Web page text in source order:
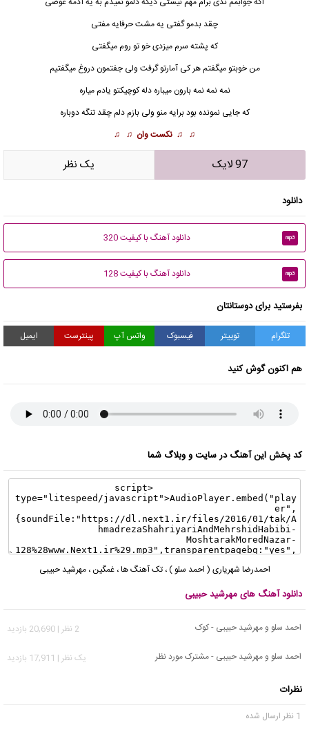
چقد بدمو گفتی یه مشت حرفایه مفتی
که پشته سرم میزدی خو تو روم میگفتی
من خوبتو میگفتم هر کی آمارتو گرفت ولی جفتمون دروغ میگفتیم
نمه نمه نمه بارون میباره دله کوچیکتو یادم میاره
که جایی نمونده بود برایه منو ولی بازم دلم چقد تنگه دوباره
♫ ♫ نکست وان ♫ ♫
97 لایک يک نظر
دانلود
mp3 دانلود آهنگ با کیفیت 320
mp3 دانلود آهنگ با کیفیت 128
بفرستید برای دوستانتان
تلگرام توییتر فیسبوک واتس آپ پینترست ایمیل
هم اکنون گوش کنید
کد پخش این آهنگ در سایت و وبلاگ شما
احمدرضا شهریاری ( احمد سلو ) ،تک آهنگ ها،غمگین ،مهرشید حبیبی
دانلود آهنگ های مهرشید حبیبی
احمد سلو و مهرشید حبیبی - کوک
2 نظر | 20,690 بازدید
احمد سلو و مهرشید حبیبی - مشترک مورد نظر
يک نظر | 17,911 بازدید
نظرات
1 نظر ارسال شده